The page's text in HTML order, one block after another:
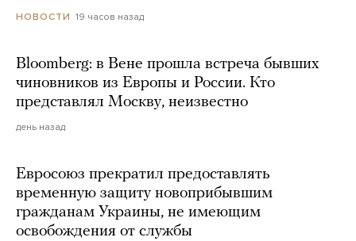
НОВОСТИ 19 часов назад
Bloomberg: в Вене прошла встреча бывших
чиновников из Европы и России. Кто
представлял Москву, неизвестно
день назад
Евросоюз прекратил предоставлять
временную защиту новоприбывшим
гражданам Украины, не имеющим
освобождения от службы